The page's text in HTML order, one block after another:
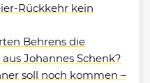
Rückkehr kein
Behrens die
Johannes Schenk?
soll noch kommen –